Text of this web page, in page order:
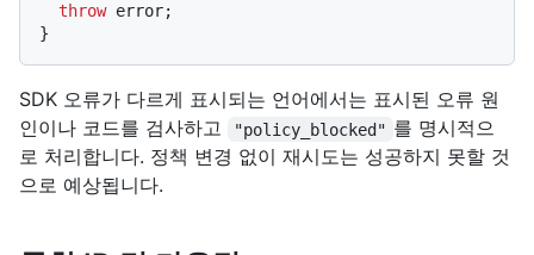
throw error;
SDK 오류가 다르게 표시되는 언어에서는 표시된 오류 원
인이나 코드를 검사하고
"policy_blocked" 를 명시적으
로 처리합니다. 정책 변경 없이 재시도는 성공하지 못할 것
으로 예상됩니다.